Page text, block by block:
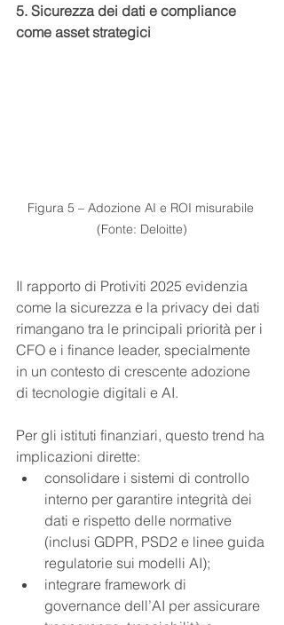
5. Sicurezza dei dati e compliance
come asset strategici
Figura 5 – Adozione AI e ROI misurabile
(Fonte: Deloitte)
Il rapporto di Protiviti 2025 evidenzia
come la sicurezza e la privacy dei dati
rimangano tra le principali priorità per i
CFO e i finance leader, specialmente
in un contesto di crescente adozione
di tecnologie digitali e AI.
Per gli istituti finanziari, questo trend ha
implicazioni dirette:
consolidare i sistemi di controllo
interno per garantire integrità dei
dati e rispetto delle normative
(inclusi GDPR, PSD2 e linee guida
regulatorie sui modelli AI);
integrare framework di
governance dell’AI per assicurare